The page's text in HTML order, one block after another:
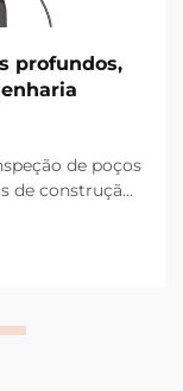
profundos,
de poços
de construção
que